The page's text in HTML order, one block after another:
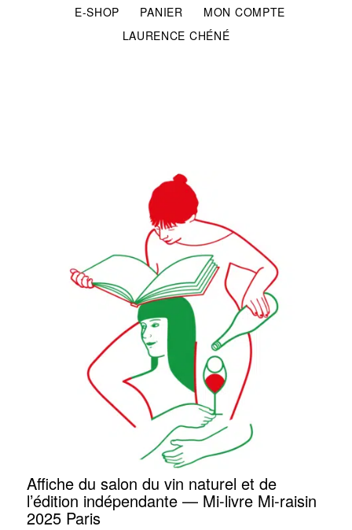
E-SHOP PANIER
MON COMPTE
LAURENCE CHÉNÉ
Affiche du salon du vin naturel et de
l’édition indépendante — Mi-livre Mi-raisin
2025 Paris